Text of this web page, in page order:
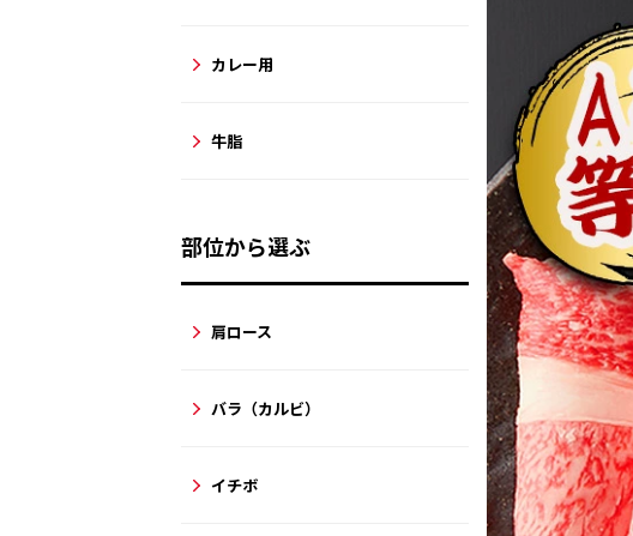
カレー用
牛脂
部位から選ぶ
肩ロース
バラ（カルビ）
イチボ